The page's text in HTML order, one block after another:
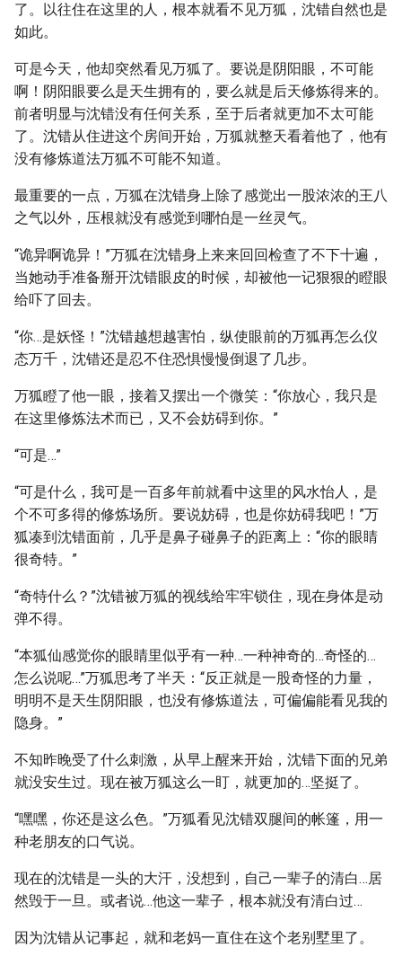
了。以往住在这里的人，根本就看不见万狐，沈错自然也是
如此。
可是今天，他却突然看见万狐了。要说是阴阳眼，不可能
啊！阴阳眼要么是天生拥有的，要么就是后天修炼得来的。
前者明显与沈错没有任何关系，至于后者就更加不太可能
了。沈错从住进这个房间开始，万狐就整天看着他了，他有
没有修炼道法万狐不可能不知道。
最重要的一点，万狐在沈错身上除了感觉出一股浓浓的王八
之气以外，压根就没有感觉到哪怕是一丝灵气。
“诡异啊诡异！”万狐在沈错身上来来回回检查了不下十遍，
当她动手准备掰开沈错眼皮的时候，却被他一记狠狠的瞪眼
给吓了回去。
“你…是妖怪！”沈错越想越害怕，纵使眼前的万狐再怎么仪
态万千，沈错还是忍不住恐惧慢慢倒退了几步。
万狐瞪了他一眼，接着又摆出一个微笑：“你放心，我只是
在这里修炼法术而已，又不会妨碍到你。”
“可是…”
“可是什么，我可是一百多年前就看中这里的风水怡人，是
个不可多得的修炼场所。要说妨碍，也是你妨碍我吧！”万
狐凑到沈错面前，几乎是鼻子碰鼻子的距离上：“你的眼睛
很奇特。”
“奇特什么？”沈错被万狐的视线给牢牢锁住，现在身体是动
弹不得。
“本狐仙感觉你的眼睛里似乎有一种…一种神奇的…奇怪的…
怎么说呢…”万狐思考了半天：“反正就是一股奇怪的力量，
明明不是天生阴阳眼，也没有修炼道法，可偏偏能看见我的
隐身。”
不知昨晚受了什么刺激，从早上醒来开始，沈错下面的兄弟
就没安生过。现在被万狐这么一盯，就更加的…坚挺了。
“嘿嘿，你还是这么色。”万狐看见沈错双腿间的帐篷，用一
种老朋友的口气说。
现在的沈错是一头的大汗，没想到，自己一辈子的清白…居
然毁于一旦。或者说…他这一辈子，根本就没有清白过…
因为沈错从记事起，就和老妈一直住在这个老别墅里了。